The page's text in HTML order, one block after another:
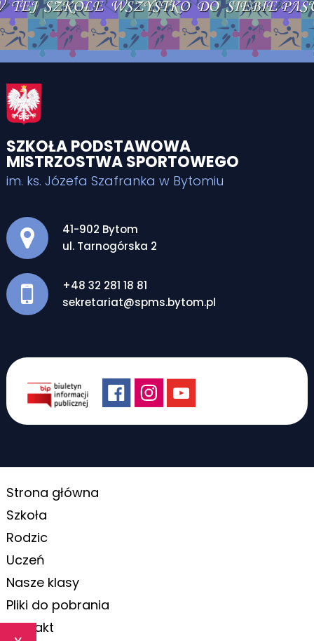
SZKOŁA PODSTAWOWA
MISTRZOSTWA SPORTOWEGO
im. ks. Józefa Szafranka w Bytomiu
Adres pocztowy:
41-902 Bytom
ul. Tarnogórska 2
+48 32 281 18 81
sekretariat@spms.bytom.pl
Strona główna
Szkoła
Rodzic
Uczeń
Nasze klasy
Pliki do pobrania
Kontakt